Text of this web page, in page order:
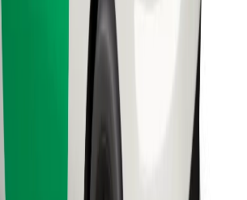
μέσα σε λίγα λεπτά!
την εφαρμογή Bolt
αγαπημένο σας φαγητό!
την εφαρμογή Bolt Food